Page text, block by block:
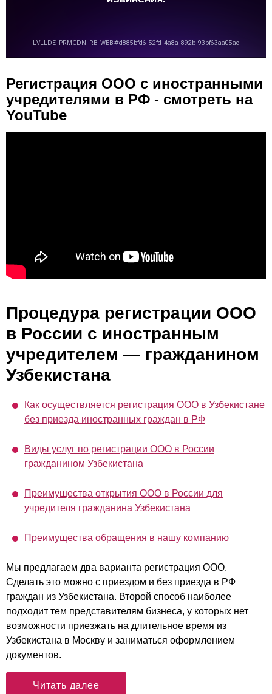
Регистрация ООО с иностранными
учредителями в РФ - смотреть на
YouTube
Процедура регистрации ООО
в России с иностранным
учредителем — гражданином
Узбекистана
Как осуществляется регистрация ООО в Узбекистане
без приезда иностранных граждан в РФ
Виды услуг по регистрации ООО в России
гражданином Узбекистана
Преимущества открытия ООО в России для
учредителя гражданина Узбекистана
Преимущества обращения в нашу компанию
Мы предлагаем два варианта регистрация ООО.
Сделать это можно с приездом и без приезда в РФ
граждан из Узбекистана. Второй способ наиболее
подходит тем представителям бизнеса, у которых нет
возможности приезжать на длительное время из
Узбекистана в Москву и заниматься оформлением
документов.
Читать далее